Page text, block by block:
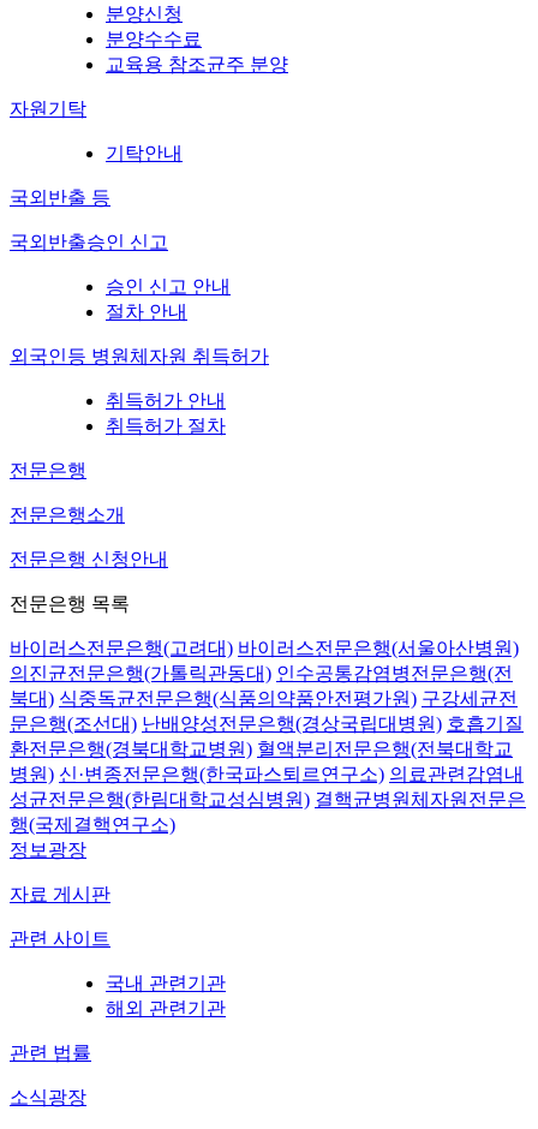
분양신청
분양수수료
교육용 참조균주 분양
자원기탁
기탁안내
국외반출 등
국외반출승인 신고
승인 신고 안내
절차 안내
외국인등 병원체자원 취득허가
취득허가 안내
취득허가 절차
전문은행
전문은행소개
전문은행 신청안내
전문은행 목록
바이러스전문은행(고려대) 바이러스전문은행(서울아산병원)
의진균전문은행(가톨릭관동대) 인수공통감염병전문은행(전
북대) 식중독균전문은행(식품의약품안전평가원) 구강세균전
문은행(조선대) 난배양성전문은행(경상국립대병원) 호흡기질
환전문은행(경북대학교병원) 혈액분리전문은행(전북대학교
병원) 신·변종전문은행(한국파스퇴르연구소) 의료관련감염내
성균전문은행(한림대학교성심병원) 결핵균병원체자원전문은
행(국제결핵연구소)
정보광장
자료 게시판
관련 사이트
국내 관련기관
해외 관련기관
관련 법률
소식광장